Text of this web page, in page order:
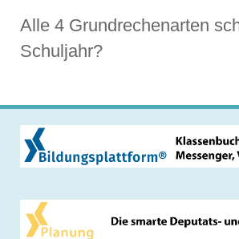
Alle 4 Grundrechenarten
Schuljahr?